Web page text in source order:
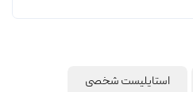
استایلیست شخصی